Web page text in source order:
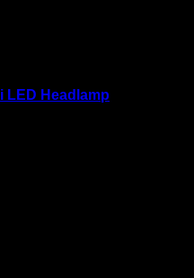
LED Headlamp